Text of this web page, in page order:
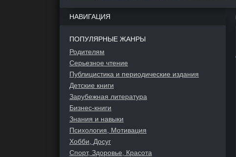
НАВИГАЦИЯ
ПОПУЛЯРНЫЕ ЖАНРЫ
Родителям
Серьезное чтение
Публицистика и периодические издания
Детские книги
Зарубежная литература
Бизнес-книги
Знания и навыки
Психология, Мотивация
Хобби, Досуг
Спорт, Здоровье, Красота